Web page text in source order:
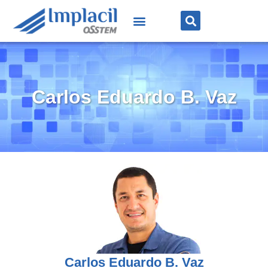
Carlos Eduardo B. Vaz
Carlos Eduardo B. Vaz